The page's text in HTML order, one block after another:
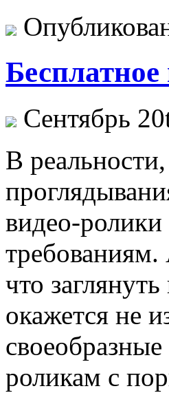
Сентябрь
В
видео-ролики
что
окажется не
роликам с